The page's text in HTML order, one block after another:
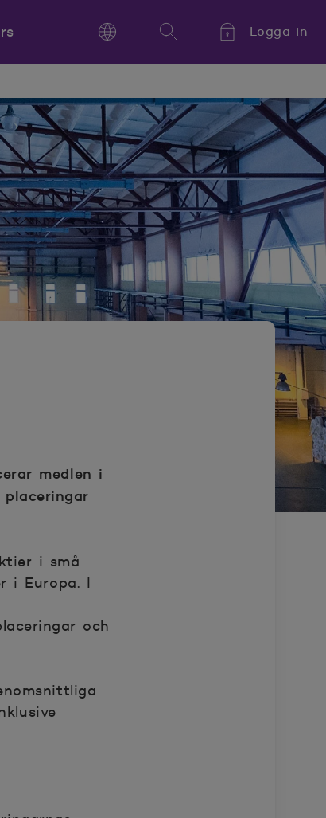
Kieli,
Språk,
Language
Language Sök
Logga in
medlen i
i små
i Europa. I
och